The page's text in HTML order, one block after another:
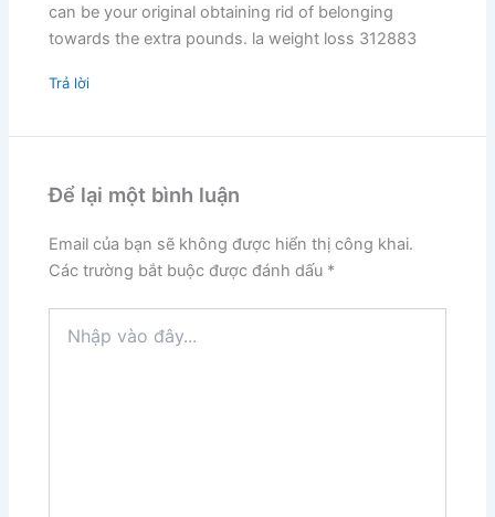
can be your original obtaining rid of belonging
towards the extra pounds. la weight loss 312883
Trả lời
Để lại một bình luận
Email của bạn sẽ không được hiển thị công khai.
Các trường bắt buộc được đánh dấu *
vào